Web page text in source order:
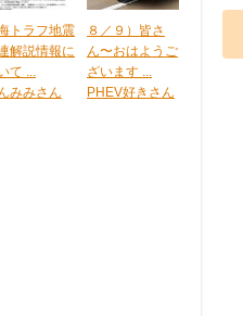
トラフ地震
解説情報に
て ...
みみさん
８／９）皆さ
ん〜おはようご
ざいます ...
PHEV好きさん